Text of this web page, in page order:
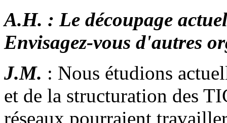
A.H. : Le découpage
Envisagez-vous d'autres
J.M. : Nous étudions
et de la structuration des
réseaux pourraient